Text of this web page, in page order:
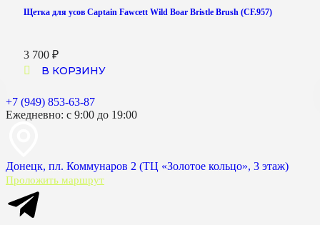
Щетка для усов Captain Fawcett Wild Boar Bristle Brush (CF.957)
3 700 ₽
В КОРЗИНУ
+7 (949) 853-63-87
Ежедневно: с 9:00 до 19:00
Донецк, пл. Коммунаров 2 (ТЦ «Золотое кольцо», 3 этаж)
Проложить маршрут